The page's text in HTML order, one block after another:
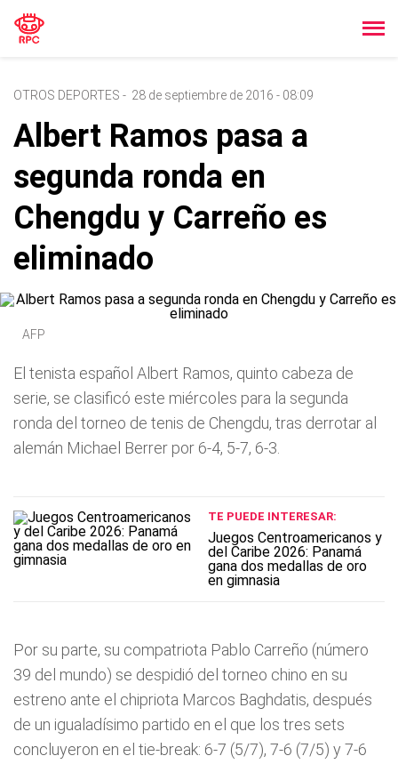
OTROS DEPORTES - 28 de septiembre de 2016 - 08:09
Albert Ramos pasa a
segunda ronda en
Chengdu y Carreño es
eliminado
AFP
El tenista español Albert Ramos, quinto cabeza de
serie, se clasificó este miércoles para la segunda
ronda del torneo de tenis de Chengdu, tras derrotar al
alemán Michael Berrer por 6-4, 5-7, 6-3.
TE PUEDE INTERESAR:
Juegos Centroamericanos y
del Caribe 2026: Panamá
gana dos medallas de oro
en gimnasia
Por su parte, su compatriota Pablo Carreño (número
39 del mundo) se despidió del torneo chino en su
estreno ante el chipriota Marcos Baghdatis, después
de un igualadísimo partido en el que los tres sets
concluyeron en el tie-break: 6-7 (5/7), 7-6 (7/5) y 7-6